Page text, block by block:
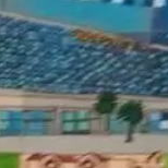
התאמת קריאה